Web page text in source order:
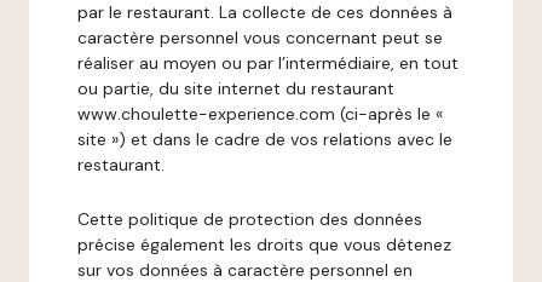
par le restaurant. La collecte de ces données à
caractère personnel vous concernant peut se
réaliser au moyen ou par l’intermédiaire, en tout
ou partie, du site internet du restaurant
www.choulette-experience.com (ci-après le «
site ») et dans le cadre de vos relations avec le
restaurant.
Cette politique de protection des données
précise également les droits que vous détenez
sur vos données à caractère personnel en